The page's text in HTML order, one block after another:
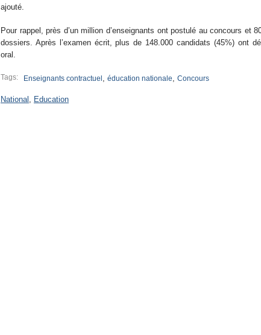
ajouté.
Pour rappel, près d’un million d’enseignants ont postulé au concours et
dossiers. Après l’examen écrit, plus de 148.000 candidats (45%) ont
oral.
Tags: Enseignants contractuel , éducation nationale, Concours
National , Education